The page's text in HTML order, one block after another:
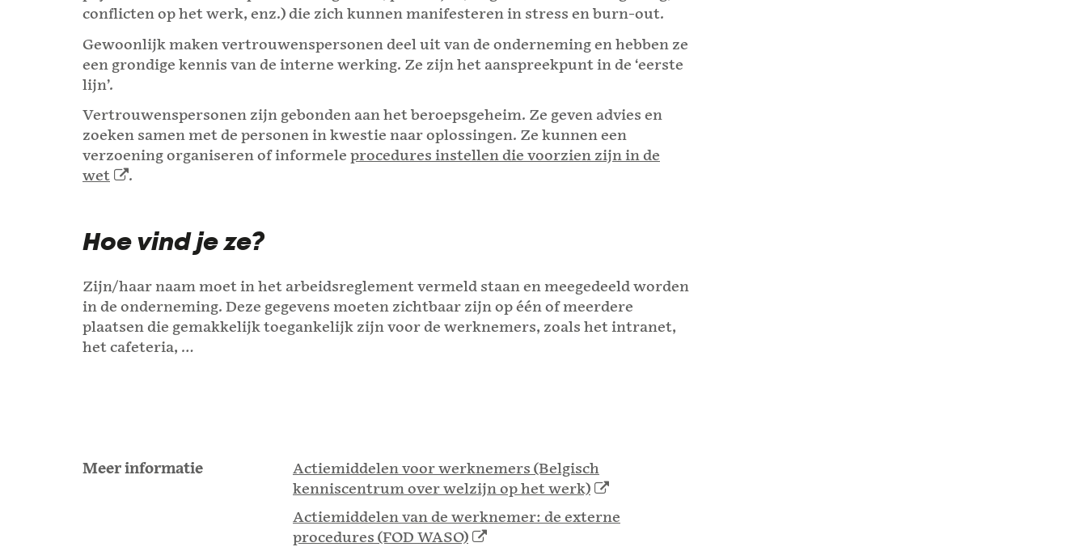
conflicten op het werk, enz.) die zich kunnen manifesteren in stress en burn-out.
Gewoonlijk maken vertrouwenspersonen deel uit van de onderneming en hebben ze
een grondige kennis van de interne werking. Ze zijn het aanspreekpunt in de ‘eerste
lijn’.
Vertrouwenspersonen zijn gebonden aan het beroepsgeheim. Ze geven advies en
zoeken samen met de personen in kwestie naar oplossingen. Ze kunnen een
verzoening organiseren of informele procedures instellen die voorzien zijn in de
wet
.
Hoe vind je ze?
Zijn/haar naam moet in het arbeidsreglement vermeld staan en meegedeeld worden
in de onderneming. Deze gegevens moeten zichtbaar zijn op één of meerdere
plaatsen die gemakkelijk toegankelijk zijn voor de werknemers, zoals het intranet,
het cafeteria, …
Meer informatie
Actiemiddelen voor werknemers (Belgisch
kenniscentrum over welzijn op het werk)
Actiemiddelen van de werknemer: de externe
procedures (FOD WASO)